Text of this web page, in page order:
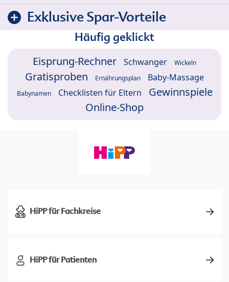
Exklusive Spar-Vorteile
Häufig geklickt
Eisprung-Rechner Schwanger Wickeln
Gratisproben Ernährungsplan Baby-Massage
Babynamen Checklisten für Eltern
Gewinnspiele
Online-Shop
HiPP für Fachkreise
HiPP für Patienten